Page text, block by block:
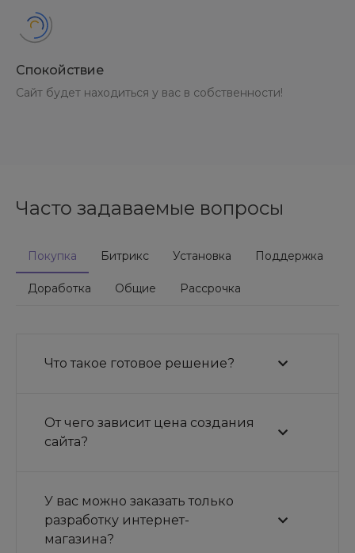
Спокойствие
Сайт будет находиться у вас в собственности!
Часто задаваемые вопросы
Покупка Битрикс Установка Поддержка
Доработка Общие Рассрочка
Что такое готовое решение?
От чего зависит цена создания
сайта?
У вас можно заказать только
разработку интернет-
магазина?